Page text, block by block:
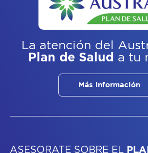
La atención del
Plan de Salud a tu
Más información